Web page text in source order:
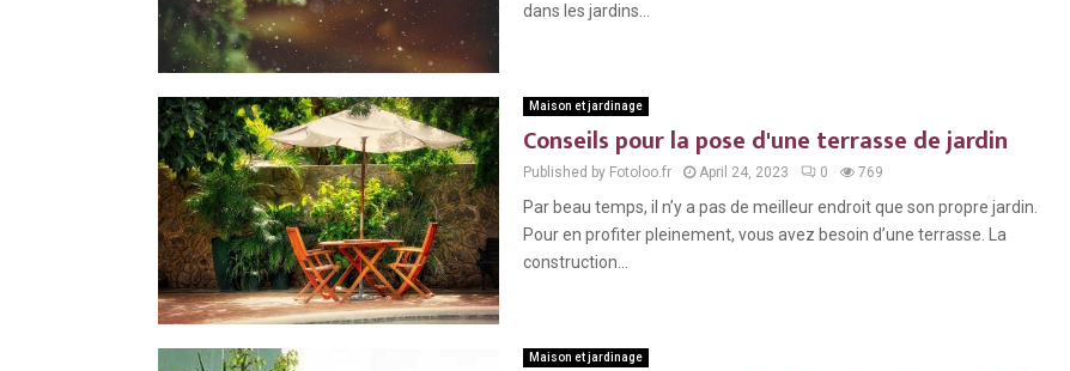
dans les jardins...
Maison et jardinage
Conseils pour la pose d'une terrasse de jardin
Published by Fotoloo.fr April 24, 2023 0 769
Par beau temps, il n’y a pas de meilleur endroit que son propre jardin.
Pour en profiter pleinement, vous avez besoin d’une terrasse. La
construction...
Maison et jardinage